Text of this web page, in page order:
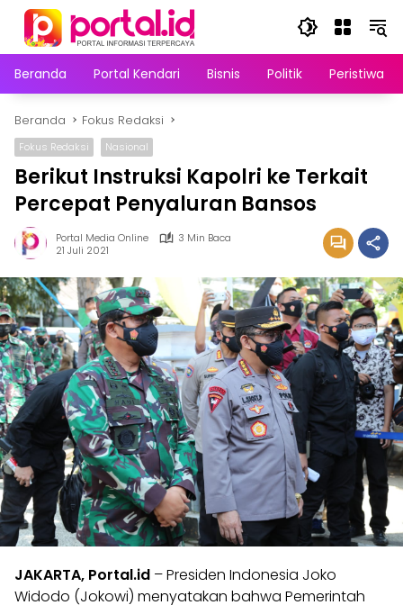
Langsung
konten
Beranda
Portal Kendari Bisnis Politik Peristiwa
Beranda Fokus Redaksi
Fokus Redaksi Nasional
Berikut Instruksi Kapolri ke Terkait
Percepat Penyaluran Bansos
Portal Media Online
3 Min Baca
21 Juli 2021
JAKARTA, Portal.id – Presiden Indonesia Joko
Widodo (Jokowi) menyatakan bahwa Pemerintah